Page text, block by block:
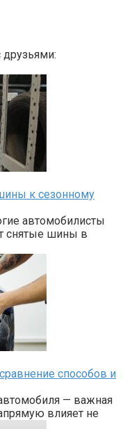
друзьями:
к сезонному
автомобилисты
снятые шины в
способов и
— важная
влияет не